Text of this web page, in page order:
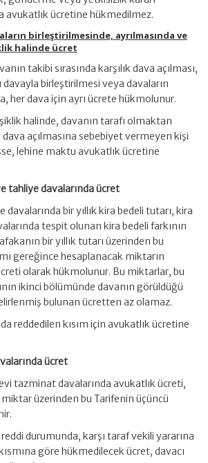
avukatlık ücretine hükmedilmez.
birleştirilmesinde, ayrılmasında ve
halinde ücret
takibi sırasında karşılık dava açılması,
davayla birleştirilmesi veya davaların
her dava için ayrı ücrete hükmolunur.
halinde, davanın tarafı olmaktan
dava açılmasına sebebiyet vermeyen kişi
lehine maktu avukatlık ücretine
tahliye davalarında ücret
davalarında bir yıllık kira bedeli tutarı, kira
tespit olunan kira bedeli farkının
bir yıllık tutarı üzerinden bu
gereğince hesaplanacak miktarın
olarak hükmolunur. Bu miktarlar, bu
ikinci bölümünde davanın görüldüğü
bulunan ücretten az olamaz.
reddedilen kısım için avukatlık ücretine
ücret
tazminat davalarında avukatlık ücreti,
üzerinden bu Tarifenin üçüncü
durumunda, karşı taraf vekili yararına
göre hükmedilecek ücret, davacı